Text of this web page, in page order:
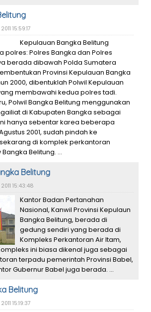
15:59:17
Kepulauan Bangka Belitung
polres: Polres Bangka dan Polres
berada dibawah Polda Sumatera
Provinsi Kepulauan Bangka
2000, dibentuklah Polwil Kepulauan
membawahi kedua polres tadi.
Polwil Bangka Belitung menggunakan
di Kabupaten Bangka sebagai
hanya sebentar karea beberapa
2001, sudah pindah ke
di komplek perkantoran
Belitung. ...
Belitung
15:43:48
Kantor Badan Pertanahan
Nasional, Kanwil Provinsi Kepulaun
Bangka Belitung, berada di
gedung sendiri yang berada di
Kompleks Perkantoran Air Itam,
ini biasa dikenal juga sebagai
terpadu pemerintah Provinsi Babel,
Gubernur Babel juga berada. ...
Belitung
15:19:37